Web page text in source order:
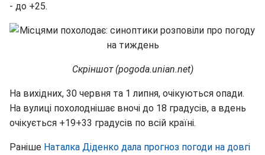
- до +25.
Скріншот (pogoda.unian.net)
На вихідних, 30 червня та 1 липня, очікуються опади.
На вулиці похолоднішає вночі до 18 градусів, а вдень
очікується +19+33 градусів по всій країні.
Раніше Наталка Діденко дала прогноз погоди на довгі